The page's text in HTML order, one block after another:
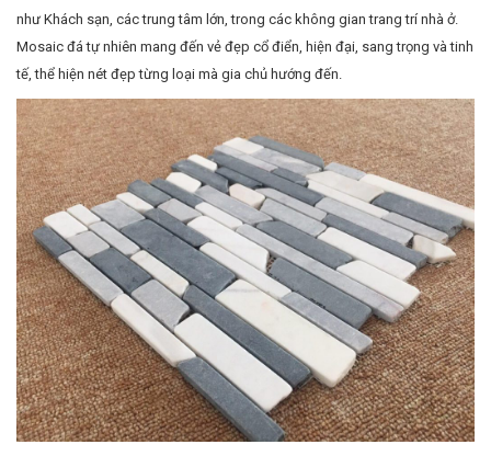
như Khách sạn, các trung tâm lớn, trong các không gian trang trí nhà ở.
Mosaic đá tự nhiên mang đến vẻ đẹp cổ điển, hiện đại, sang trọng và tinh
tế, thể hiện nét đẹp từng loại mà gia chủ hướng đến.